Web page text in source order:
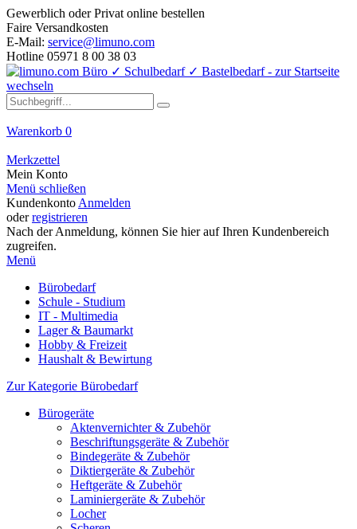
Gewerblich oder Privat online bestellen
Faire Versandkosten
E-Mail: service@limuno.com
Hotline 05971 8 00 38 03
Warenkorb 0
Merkzettel
Mein Konto
Menü schließen
Kundenkonto Anmelden
oderregistrieren
Nach der Anmeldung, können Sie hier auf Ihren Kundenbereich
zugreifen.
Menü
Bürobedarf
Schule - Studium
IT - Multimedia
Lager & Baumarkt
Hobby & Freizeit
Haushalt & Bewirtung
Zur Kategorie Bürobedarf
Bürogeräte
Aktenvernichter & Zubehör
Beschriftungsgeräte & Zubehör
Bindegeräte & Zubehör
Diktiergeräte & Zubehör
Heftgeräte & Zubehör
Laminiergeräte & Zubehör
Locher